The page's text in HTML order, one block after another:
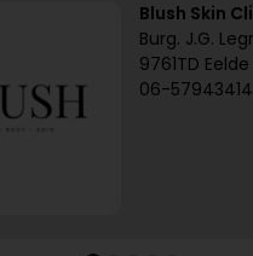
Blush Skin
Burg. J.G.
9761TD Eelde
06-57943414